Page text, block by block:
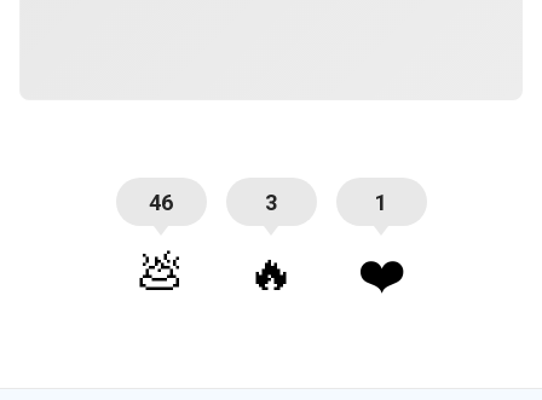
46
💩
3
🔥
1
❤️